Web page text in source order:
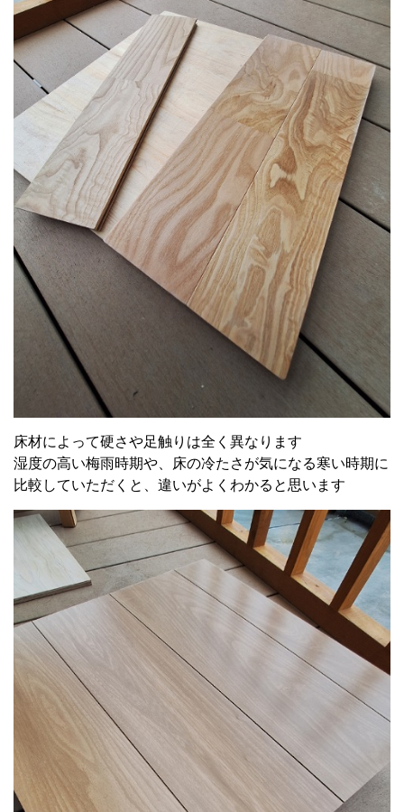
床材によって硬さや足触りは全く異なります
湿度の高い梅雨時期や、床の冷たさが気になる寒い時期に
比較していただくと、違いがよくわかると思います